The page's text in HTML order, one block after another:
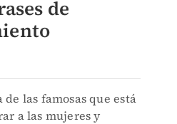
de
de las famosas que está
a las mujeres y